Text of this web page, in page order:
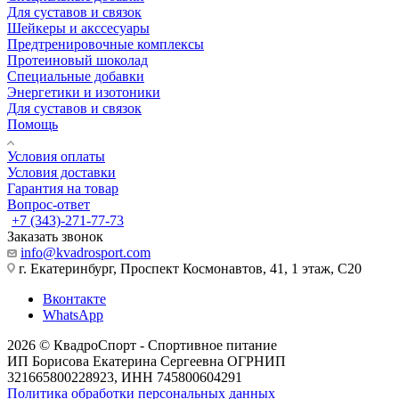
Для суставов и связок
Шейкеры и акссесуары
Предтренировочные комплексы
Протеиновый шоколад
Специальные добавки
Энергетики и изотоники
Для суставов и связок
Помощь
Условия оплаты
Условия доставки
Гарантия на товар
Вопрос-ответ
+7 (343)-271-77-73
Заказать звонок
info@kvadrosport.com
г. Екатеринбург, Проспект Космонавтов, 41, 1 этаж, С20
Вконтакте
WhatsApp
2026 © КвадроСпорт - Спортивное питание
ИП Борисова Екатерина Сергеевна ОГРНИП
321665800228923, ИНН 745800604291
Политика обработки персональных данных